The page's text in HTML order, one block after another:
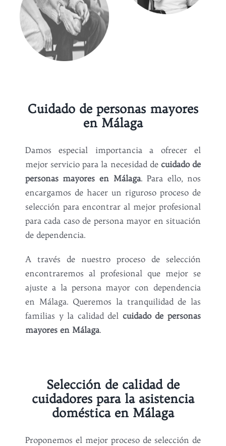
Cuidado de personas mayores
en Málaga
Damos especial importancia a ofrecer el
mejor servicio para la necesidad de cuidado de
personas mayores en Málaga. Para ello, nos
encargamos de hacer un riguroso proceso de
selección para encontrar al mejor profesional
para cada caso de persona mayor en situación
de dependencia.
A través de nuestro proceso de selección
encontraremos al profesional que mejor se
ajuste a la persona mayor con dependencia
en Málaga. Queremos la tranquilidad de las
familias y la calidad del cuidado de personas
mayores en Málaga.
Selección de calidad de
cuidadores para la asistencia
doméstica en Málaga
Proponemos el mejor proceso de selección de